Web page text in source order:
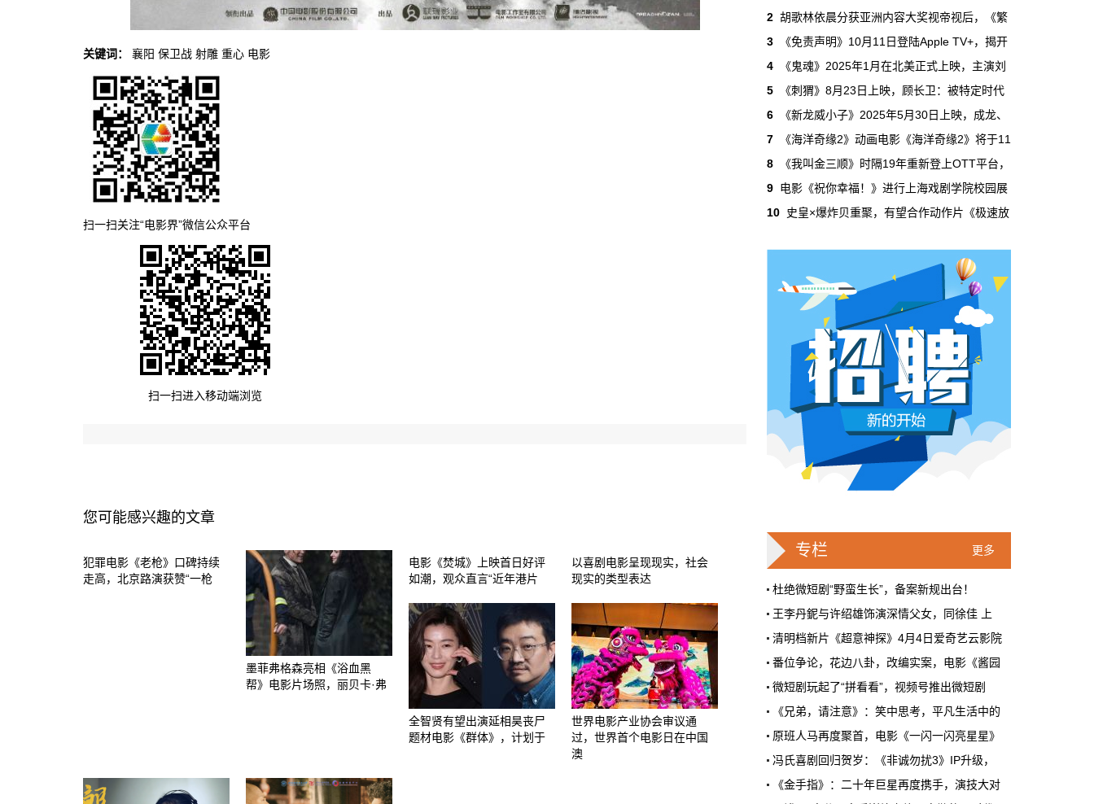
关键词： 襄阳 保卫战 射雕 重心 电影
扫一扫关注“电影界”微信公众平台
扫一扫进入移动端浏览
您可能感兴趣的文章
犯罪电影《老枪》口碑持续
走高，北京路演获赞“一枪
墨菲弗格森亮相《浴血黑
帮》电影片场照，丽贝卡·弗
电影《焚城》上映首日好评
如潮，观众直言“近年港片
以喜剧电影呈现现实，社会
现实的类型表达
全智贤有望出演延相昊丧尸
题材电影《群体》，计划于
世界电影产业协会审议通
过，世界首个电影日在中国
澳
7月1日起AI漫剧独立上户：30万以下
的，平台自己兜着
过去两年，AI漫剧用一种近乎无政府的方式，
吃掉了整个微短剧市场95%的产量，却几乎没
6月29日 10:20:00
时间，年轻人在电影院里的占比缩水了一半还
多。20岁以下更夸张，从8.9%跌到2.9%，几
乎归零…
本网原创
6月29日 10:20:00
AI短剧赢了数量，真人短剧赢了命
2026年一季度，全行业上线微短剧12.8万部，
其中AI短剧12.2万部，占比超过95%。真人短
剧？只剩几千部。你猜这95%的AI短剧，拿走
了多少流量？
本网原创
6月28日 13:03:00
戛纳一句"Fuck AI"，喊出了多少电影人
高定，而是一句话。
本网原创
6月28日 9:25:00
周星驰跑去拍AI短剧了，电影院还剩什
么？
5月31号，横店。63岁的周星驰穿着黑色夹克
出现在《食神2026》的开机现场。这部短剧改
编自他30年前的经典电影，竖屏拍摄，AI辅助
制作，成本400万。预计9月上线。
本网原创
6月28日 9:25:00
短剧从业者在评论区集体破防。有人说"今年开
本网原创
2 胡歌林依晨分获亚洲内容大奖视帝视后，《繁
3
《免责声明》10月11日登陆Apple TV+，揭开
4
《鬼魂》2025年1月在北美正式上映，主演刘
5
《刺猬》8月23日上映，顾长卫：被特定时代
6
《新龙威小子》2025年5月30日上映，成龙、
7
《海洋奇缘2》动画电影《海洋奇缘2》将于11
8
《我叫金三顺》时隔19年重新登上OTT平台，
9 电影《祝你幸福！》进行上海戏剧学院校园展
10 史皇×爆炸贝重聚，有望合作动作片《极速放
更多
专栏
杜绝微短剧“野蛮生长”，备案新规出台！
王李丹鈮与许绍雄饰演深情父女，同徐佳 上
清明档新片《超意神探》4月4日爱奇艺云影院
番位争论，花边八卦，改编实案，电影《酱园
微短剧玩起了“拼看看”，视频号推出微短剧
《兄弟，请注意》：笑中思考，平凡生活中的
原班人马再度聚首，电影《一闪一闪亮星星》
冯氏喜剧回归贺岁：《非诚勿扰3》IP升级，
《金手指》：二十年巨星再度携手，演技大对
第39届华鼎奖颁奖典礼在澳门举行，《黑神话